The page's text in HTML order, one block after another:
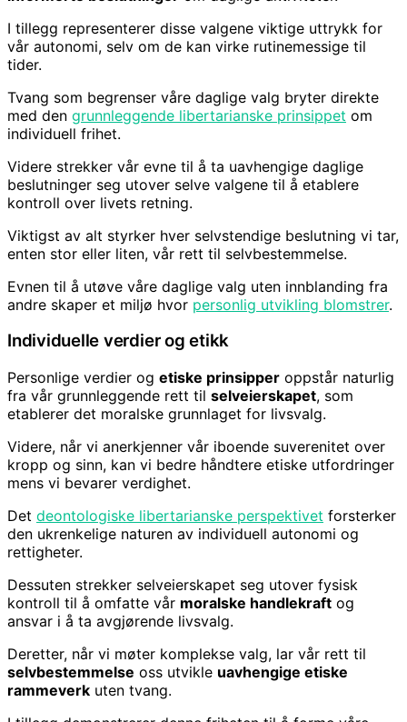
I tillegg representerer disse valgene viktige uttrykk for
vår autonomi, selv om de kan virke rutinemessige til
tider.
Tvang som begrenser våre daglige valg bryter direkte
med den grunnleggende libertarianske prinsippet om
individuell frihet.
Videre strekker vår evne til å ta uavhengige daglige
beslutninger seg utover selve valgene til å etablere
kontroll over livets retning.
Viktigst av alt styrker hver selvstendige beslutning vi tar,
enten stor eller liten, vår rett til selvbestemmelse.
Evnen til å utøve våre daglige valg uten innblanding fra
andre skaper et miljø hvor personlig utvikling blomstrer.
Individuelle verdier og etikk
Personlige verdier og etiske prinsipper oppstår naturlig
fra vår grunnleggende rett til selveierskapet, som
etablerer det moralske grunnlaget for livsvalg.
Videre, når vi anerkjenner vår iboende suverenitet over
kropp og sinn, kan vi bedre håndtere etiske utfordringer
mens vi bevarer verdighet.
Det deontologiske libertarianske perspektivet forsterker
den ukrenkelige naturen av individuell autonomi og
rettigheter.
Dessuten strekker selveierskapet seg utover fysisk
kontroll til å omfatte vår moralske handlekraft og
ansvar i å ta avgjørende livsvalg.
Deretter, når vi møter komplekse valg, lar vår rett til
selvbestemmelse oss utvikle uavhengige etiske
rammeverk uten tvang.